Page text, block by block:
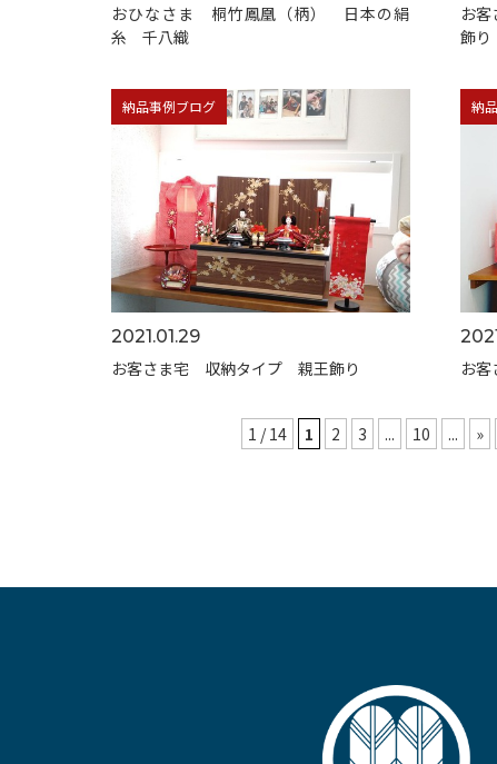
おひなさま 桐竹鳳凰（柄） 日本の絹
糸 千八織
お
飾り
納品事例ブログ
2021.01.29
お客さま宅 収納タイプ 親王飾り
納
お
1 / 14 1 2 3 ... 10 ... »